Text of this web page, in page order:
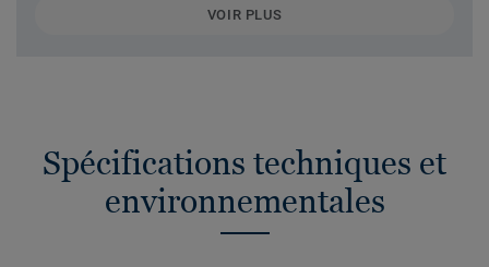
VOIR PLUS
Spécifications techniques et
environnementales